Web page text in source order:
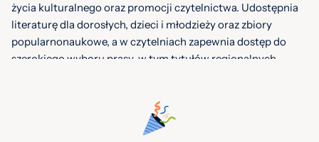
życia kulturalnego oraz promocji czytelnictwa. Udostępnia
literaturę dla dorosłych, dzieci i młodzieży oraz zbiory
popularnonaukowe, a w czytelniach zapewnia dostęp do
szerokiego wyboru prasy, w tym tytułów regionalnych,
Społecznego oraz realizuje wypożyczenia